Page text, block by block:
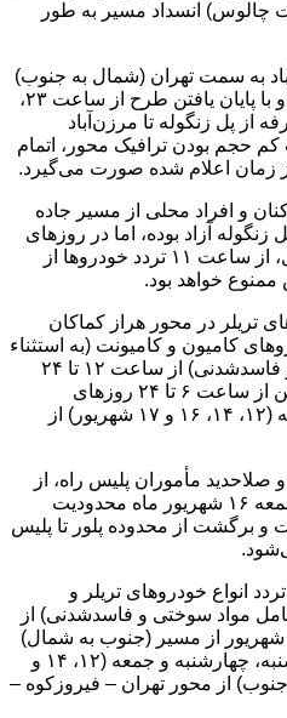
چالوس) انسداد مسیر به طور
۱۴ از مرزن آباد به سمت تهران (شمال به جنوب)
محدودیت یک‌طرفه اعمال شده و با پایان یافتن طرح از ساعت ۲۳،
از پل زنگوله تا مرزن‌آباد
حجم بودن ترافیک محور، اتمام
اعلام شده صورت می‌گیرد.
و افراد محلی از مسیر جاده
آزاد بوده، اما در روز‌های
اعمال محدودیت جنوب به شمال، از ساعت ۱۱ تردد خودرو‌ها از
خواهد بود.
تریلر در محور هراز کماکان
کامیون و کامیونت (به استثناء
خودرو‌های حامل مواد سوختی و فاسدشدنی) از ساعت ۱۲ تا ۲۴
روز یکشنبه ۱۱ شهریور و همچنین از ساعت ۶ تا ۲۴ روز‌های
دوشنبه، چهارشنبه، جمعه و شنبه (۱۲، ۱۴، ۱۶ و ۱۷ شهریور) از
مأموران پلیس راه، از
روز یکشنبه ۱۱ شهریور تا روز جمعه ۱۶ شهریور ماه محدودیت
از محدوده پلور تا پلیس
انواع خودرو‌های تریلر و
مواد سوختی و فاسدشدنی) از
ساعت ۱۲ تا ۲۴ روز یکشنبه ۱۱ شهریور از مسیر (جنوب به شمال)
و از ساعت ۶ تا ۲۴ روز‌های دوشنبه، چهارشنبه و جمعه (۱۲، ۱۴ و
جنوب) از محور تهران – فیروزکوه –